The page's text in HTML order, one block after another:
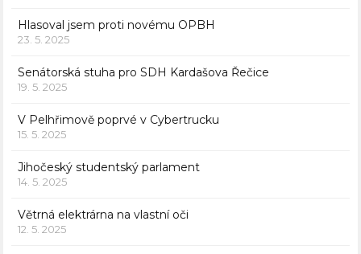
Hlasoval jsem proti novému OPBH
23. 5. 2025
Senátorská stuha pro SDH Kardašova Řečice
19. 5. 2025
V Pelhřimově poprvé v Cybertrucku
15. 5. 2025
Jihočeský studentský parlament
14. 5. 2025
Větrná elektrárna na vlastní oči
12. 5. 2025